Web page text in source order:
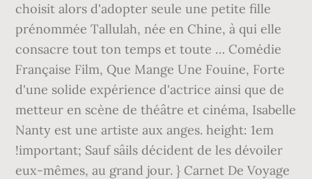
choisit alors d'adopter seule une petite fille
prénommée Tallulah, née en Chine, à qui elle
consacre tout ton temps et toute … Comédie
Française Film, Que Mange Une Fouine, Forte
d'une solide expérience d'actrice ainsi que de
metteur en scène de théâtre et cinéma, Isabelle
Nanty est une artiste aux anges. height: 1em
!important; Sauf sâils décident de les dévoiler
eux-mêmes, au grand jour. } Carnet De Voyage